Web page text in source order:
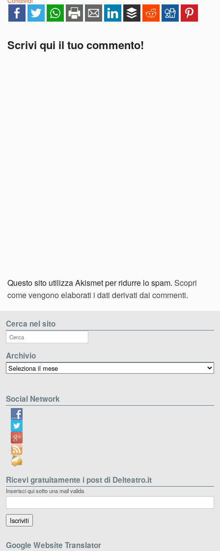
Scrivi qui il tuo commento!
Questo sito utilizza Akismet per ridurre lo spam. Scopri
come vengono elaborati i dati derivati dai commenti.
Cerca nel sito
Archivio
Archivio
Social Network
Ricevi gratuitamente i post di Delteatro.it
Inserisci qui sotto una mail valida
Google Website Translator